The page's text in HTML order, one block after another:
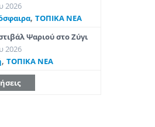
2026
,ΤΟΠΙΚΑ ΝΕΑ
Ψαριού στο Ζύγι
2026
, ΤΟΠΙΚΑ ΝΕΑ